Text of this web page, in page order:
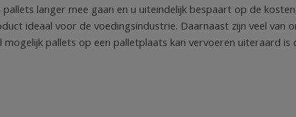
langer mee gaan en u uiteindelijk bespaart op de
ideaal voor de voedingsindustrie. Daarnaast zijn veel van
pallets op een palletplaats kan vervoeren uiteraard is